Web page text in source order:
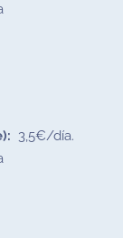
3,5€/día.